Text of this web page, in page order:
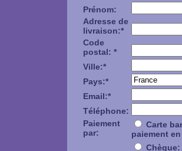
Prénom:
Adresse de
livraison:*
Code
postal: *
Ville:*
Pays:*
Email:*
Téléphone:
Paiement
par:
Carte
paiement